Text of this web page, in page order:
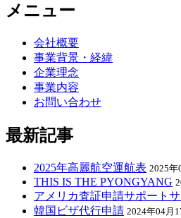
メニュー
会社概要
事業背景・経緯
企業理念
事業内容
お問い合わせ
最新記事
2025年高麗航空運航表 2025年
THIS IS THE PYONGYANG
アメリカ査証申請サポート
韓国ビザ代行申請 2024年04月